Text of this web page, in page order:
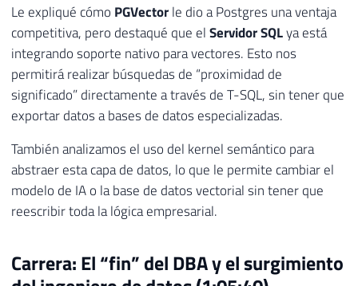
Le expliqué cómo PGVectorle dio a Postgres una ventaja
competitiva, pero destaqué que elServidor SQLya está
integrando soporte nativo para vectores. Esto nos
permitirá realizar búsquedas de “proximidad de
significado” directamente a través de T-SQL, sin tener que
exportar datos a bases de datos especializadas.
También analizamos el uso del kernel semántico para
abstraer esta capa de datos, lo que le permite cambiar el
modelo de IA o la base de datos vectorial sin tener que
reescribir toda la lógica empresarial.
Carrera: El “fin” del DBA y el surgimiento